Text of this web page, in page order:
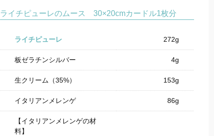
ライチピューレのムース 30×20cmカードル1枚分
ライチピューレ 272g
板ゼラチンシルバー 4g
生クリーム（35%） 153g
イタリアンメレンゲ 86g
【イタリアンメレンゲの材
料】